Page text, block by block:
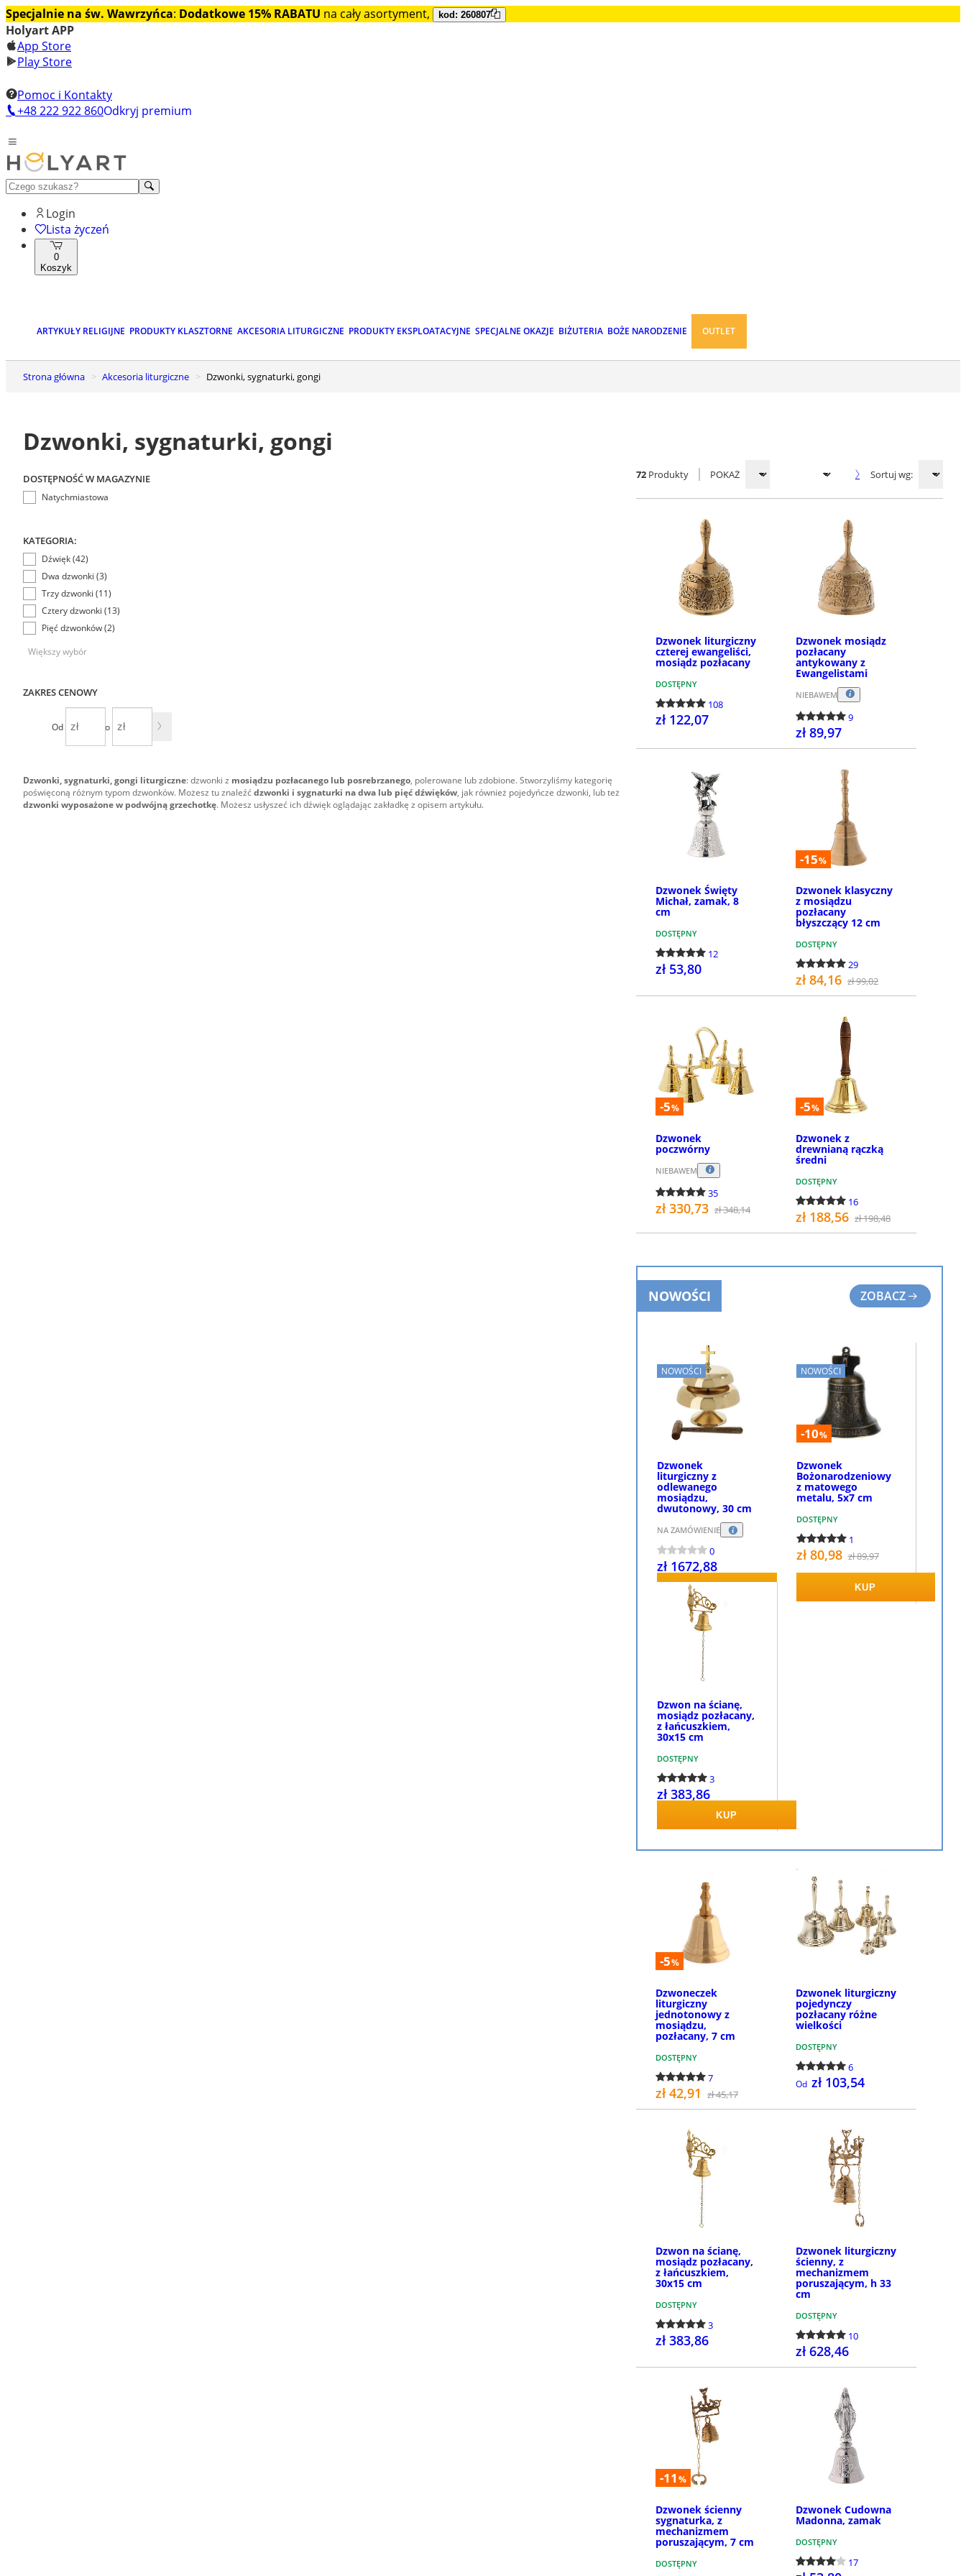
Specjalnie na św. Wawrzyńca: Dodatkowe 15% RABATU na cały asortyment, kod: 260807
Holyart APP
App Store
Play Store
Pomoc i Kontakty
+48 222 922 860Odkryj premium
Login
Lista życzeń
0
Koszyk
ARTYKUŁY RELIGIJNE PRODUKTY KLASZTORNE AKCESORIA LITURGICZNE PRODUKTY EKSPLOATACYJNE SPECJALNE OKAZJE BIŻUTERIA BOŻE NARODZENIE OUTLET
Strona główna Akcesoria liturgiczne Dzwonki, sygnaturki, gongi
Dzwonki, sygnaturki, gongi
DOSTĘPNOŚĆ W MAGAZYNIE
Natychmiastowa
KATEGORIA:
Dźwięk (42)
Dwa dzwonki (3)
Trzy dzwonki (11)
Cztery dzwonki (13)
Pięć dzwonków (2)
Większy wybór
ZAKRES CENOWY
Od Do
Dzwonki, sygnaturki, gongi liturgiczne: dzwonki z mosiądzu pozłacanego lub posrebrzanego, polerowane lub zdobione. Stworzyliśmy kategorię
poświęconą różnym typom dzwonków. Możesz tu znaleźćdzwonki i sygnaturki na dwa lub pięć dźwięków, jak również pojedyńcze dzwonki, lub też
dzwonki wyposażone w podwójną grzechotkę. Możesz usłyszeć ich dźwięk oglądając zakładkę z opisem artykułu.
72 Produkty POKAŻ Sortuj wg:
Dzwonek liturgiczny
czterej ewangeliści,
mosiądz pozłacany
DOSTĘPNY
108
zł 122,07
Dzwonek mosiądz
pozłacany
antykowany z
Ewangelistami
NIEBAWEM
9
zł 89,97
Dzwonek Święty
Michał, zamak, 8
cm
DOSTĘPNY
12
zł 53,80
-15%
Dzwonek klasyczny
z mosiądzu
pozłacany
błyszczący 12 cm
DOSTĘPNY
29
zł 84,16 zł 99,02
-5%
Dzwonek
poczwórny
NIEBAWEM
35
zł 330,73 zł 348,14
-5%
Dzwonek z
drewnianą rączką
średni
DOSTĘPNY
16
zł 188,56 zł 198,48
NOWOŚCI ZOBACZ
NOWOŚCI
Dzwonek
liturgiczny z
odlewanego
mosiądzu,
dwutonowy, 30 cm
NA ZAMÓWIENIE
0
zł 1672,88
NOWOŚCI
-10%
Dzwonek
Bożonarodzeniowy
z matowego
metalu, 5x7 cm
DOSTĘPNY
1
zł 80,98 zł 89,97
KUP
Dzwon na ścianę,
mosiądz pozłacany,
z łańcuszkiem,
30x15 cm
DOSTĘPNY
3
zł 383,86
KUP
-5%
Dzwoneczek
liturgiczny
jednotonowy z
mosiądzu,
pozłacany, 7 cm
DOSTĘPNY
7
zł 42,91 zł 45,17
Dzwonek liturgiczny
pojedynczy
pozłacany różne
wielkości
DOSTĘPNY
6
Od zł 103,54
Dzwon na ścianę,
mosiądz pozłacany,
z łańcuszkiem,
30x15 cm
DOSTĘPNY
3
zł 383,86
Dzwonek liturgiczny
ścienny, z
mechanizmem
poruszającym, h 33
cm
DOSTĘPNY
10
zł 628,46
-11 %
Dzwonek ścienny
sygnaturka, z
mechanizmem
poruszającym, 7 cm
DOSTĘPNY
Dzwonek Cudowna
Madonna, zamak
DOSTĘPNY
17